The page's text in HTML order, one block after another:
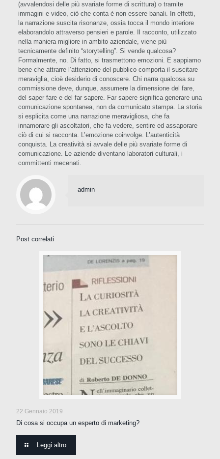
(avvalendosi delle più svariate forme di scrittura) o tramite
immagini e video, ciò che conta è non essere banali. In effetti,
la narrazione suscita risonanze, ossia tocca il mondo interiore
elaborandolo attraverso pensieri e parole. Il racconto, utilizzato
nella maniera migliore in ambito aziendale, viene più
tecnicamente definito “storytelling”. Si vende qualcosa?
Formalmente, no. Di fatto, si trasmettono emozioni. E sappiamo
bene che attrarre l’attenzione del pubblico comporta il suscitare
meraviglia, cioè desiderio di conoscere. Chi narra qualcosa su
commissione deve, dunque, assumere la dimensione del fare,
del saper fare e del far sapere. Far sapere significa generare una
comunicazione spontanea, non da comunicato stampa. La storia
si esplicita come una narrazione meravigliosa, che fa
innamorare gli ascoltatori, che fa vedere, sentire ed assaporare
ciò di cui si racconta. L’emozione coinvolge. L’autenticità
conquista. La creatività si avvale delle più svariate forme di
comunicazione. Le aziende diventano laboratori culturali, i
committenti mecenati.
admin
Post correlati
22 Gennaio 2019
Di cosa si occupa un esperto di marketing?
Leggi altro